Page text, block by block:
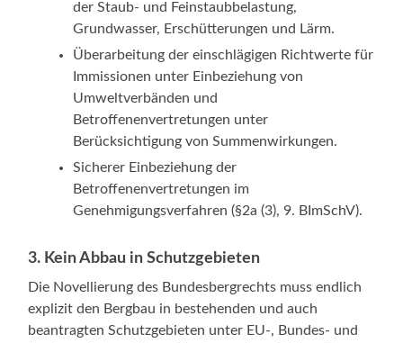
der Staub- und Feinstaubbelastung,
Grundwasser, Erschütterungen und Lärm.
Überarbeitung der einschlägigen Richtwerte für
Immissionen unter Einbeziehung von
Umweltverbänden und
Betroffenenvertretungen unter
Berücksichtigung von Summenwirkungen.
Sicherer Einbeziehung der
Betroffenenvertretungen im
Genehmigungsverfahren (§2a (3), 9. BImSchV).
3. Kein Abbau in Schutzgebieten
Die Novellierung des Bundesbergrechts muss endlich
explizit den Bergbau in bestehenden und auch
beantragten Schutzgebieten unter EU-, Bundes- und